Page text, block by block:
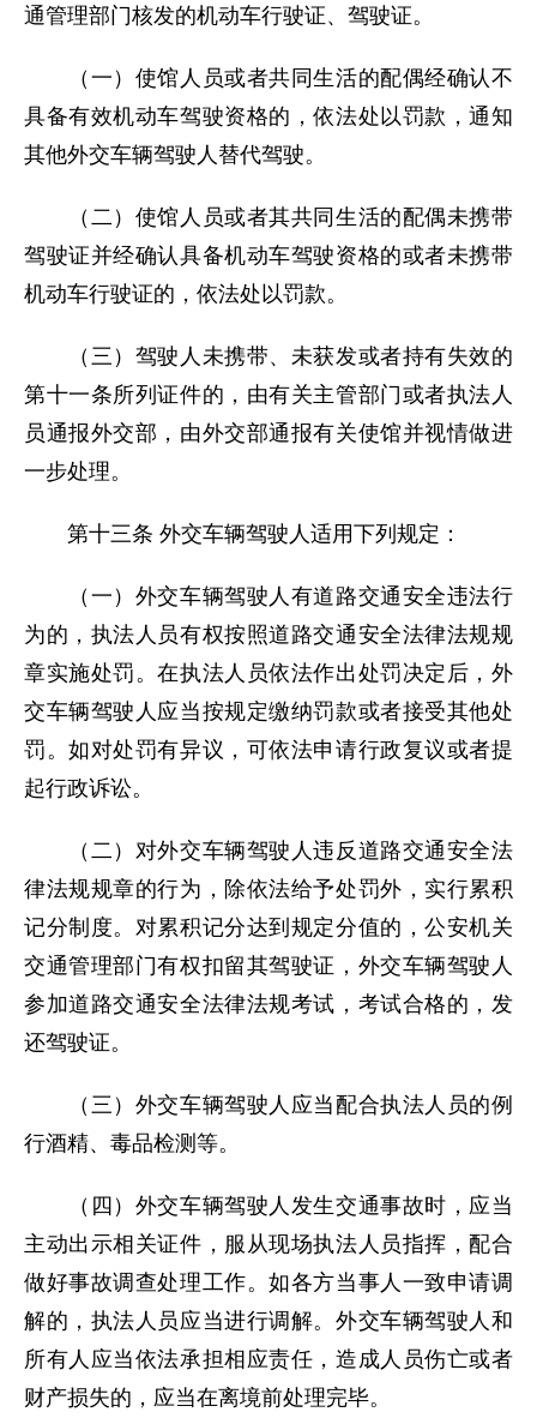
通管理部门核发的机动车行驶证、驾驶证。
（一）使馆人员或者共同生活的配偶经确认不
具备有效机动车驾驶资格的，依法处以罚款，通知
其他外交车辆驾驶人替代驾驶。
（二）使馆人员或者其共同生活的配偶未携带
驾驶证并经确认具备机动车驾驶资格的或者未携带
机动车行驶证的，依法处以罚款。
（三）驾驶人未携带、未获发或者持有失效的
第十一条所列证件的，由有关主管部门或者执法人
员通报外交部，由外交部通报有关使馆并视情做进
一步处理。
第十三条 外交车辆驾驶人适用下列规定：
（一）外交车辆驾驶人有道路交通安全违法行
为的，执法人员有权按照道路交通安全法律法规规
章实施处罚。在执法人员依法作出处罚决定后，外
交车辆驾驶人应当按规定缴纳罚款或者接受其他处
罚。如对处罚有异议，可依法申请行政复议或者提
起行政诉讼。
（二）对外交车辆驾驶人违反道路交通安全法
律法规规章的行为，除依法给予处罚外，实行累积
记分制度。对累积记分达到规定分值的，公安机关
交通管理部门有权扣留其驾驶证，外交车辆驾驶人
参加道路交通安全法律法规考试，考试合格的，发
还驾驶证。
（三）外交车辆驾驶人应当配合执法人员的例
行酒精、毒品检测等。
（四）外交车辆驾驶人发生交通事故时，应当
主动出示相关证件，服从现场执法人员指挥，配合
做好事故调查处理工作。如各方当事人一致申请调
解的，执法人员应当进行调解。外交车辆驾驶人和
所有人应当依法承担相应责任，造成人员伤亡或者
财产损失的，应当在离境前处理完毕。